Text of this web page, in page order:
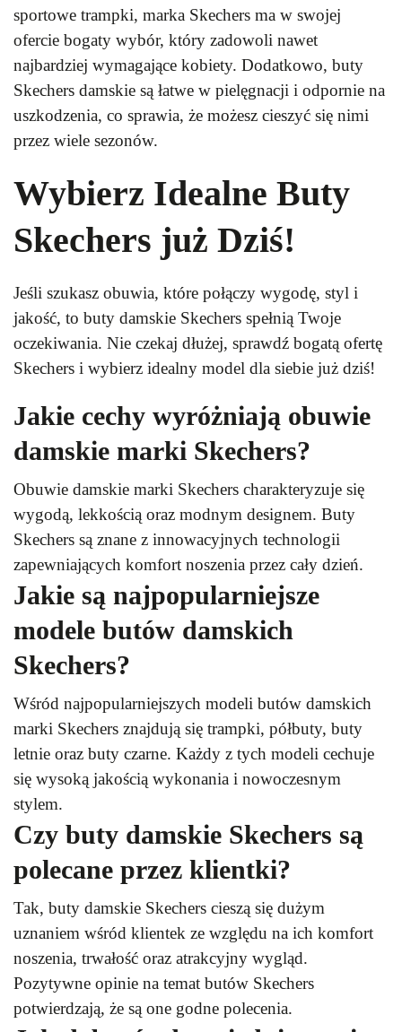
sportowe trampki, marka Skechers ma w swojej
ofercie bogaty wybór, który zadowoli nawet
najbardziej wymagające kobiety. Dodatkowo, buty
Skechers damskie są łatwe w pielęgnacji i odpornie na
uszkodzenia, co sprawia, że możesz cieszyć się nimi
przez wiele sezonów.
Wybierz Idealne Buty
Skechers już Dziś!
Jeśli szukasz obuwia, które połączy wygodę, styl i
jakość, to buty damskie Skechers spełnią Twoje
oczekiwania. Nie czekaj dłużej, sprawdź bogatą ofertę
Skechers i wybierz idealny model dla siebie już dziś!
Jakie cechy wyróżniają obuwie
damskie marki Skechers?
Obuwie damskie marki Skechers charakteryzuje się
wygodą, lekkością oraz modnym designem. Buty
Skechers są znane z innowacyjnych technologii
zapewniających komfort noszenia przez cały dzień.
Jakie są najpopularniejsze
modele butów damskich
Skechers?
Wśród najpopularniejszych modeli butów damskich
marki Skechers znajdują się trampki, półbuty, buty
letnie oraz buty czarne. Każdy z tych modeli cechuje
się wysoką jakością wykonania i nowoczesnym
stylem.
Czy buty damskie Skechers są
polecane przez klientki?
Tak, buty damskie Skechers cieszą się dużym
uznaniem wśród klientek ze względu na ich komfort
noszenia, trwałość oraz atrakcyjny wygląd.
Pozytywne opinie na temat butów Skechers
potwierdzają, że są one godne polecenia.